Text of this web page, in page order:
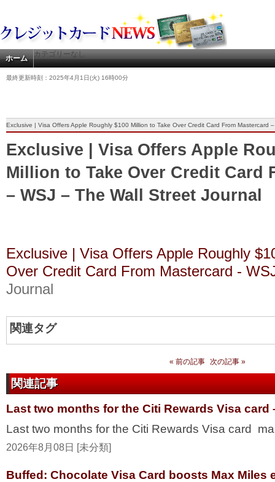
ホーム カテゴリーなし
最終更新時刻：2025年4月1日(火) 16時00分
Exclusive | Visa Offers Apple Roughly $100 Million to Take Over Credit Card From Mastercard
Exclusive | Visa Offers Apple
Million to Take Over Credit Card
– WSJ – The Wall Street Journal
Exclusive | Visa Offers Apple Roughly
Over Credit Card From Mastercard -
Journal
関連タグ
« 前の記事 次の記事 »
関連記事
Last two months for the Citi Rewards Visa card
Last two months for the Citi Rewards Visa card
2026年8月08日 [未分類]
Buffed: Chocolate Visa Card boosts Max Miles